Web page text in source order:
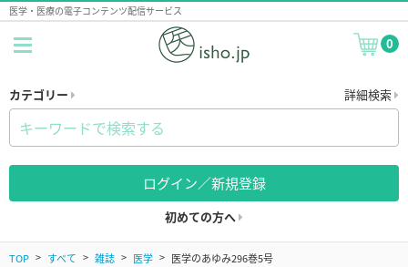
医学・医療の電子コンテンツ配信サービス
0
カテゴリー 詳細検索
ログイン／新規登録
初めての方へ
TOP すべて 雑誌 医学 医学のあゆみ296巻5号